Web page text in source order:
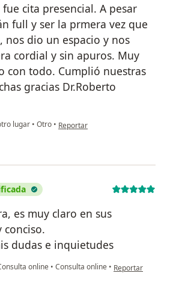
cita presencial. A pesar
full y ser la prmera vez que
dio un espacio y nos
cordial y sin apuros. Muy
con todo. Cumplió nuestras
gracias Dr.Roberto
lugar • Otro • en opinión del usuario Patricia
Reportar
es muy claro en sus
conciso.
dudas e inquietudes
online • Consulta online • en opinión del
Reportar